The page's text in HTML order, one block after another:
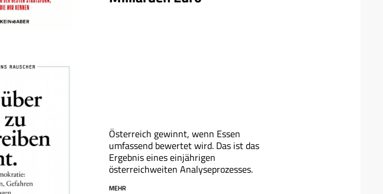
Österreich gewinnt, wenn Essen
umfassend bewertet wird. Das ist das
Ergebnis eines einjährigen
österreichweiten Analyseprozesses.
MEHR